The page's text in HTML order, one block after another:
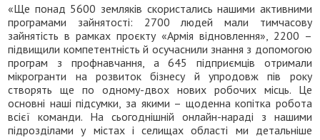
«Ще понад 5600 земляків скористались нашими активними
програмами зайнятості: 2700 людей мали тимчасову
зайнятість в рамках проєкту «Армія відновлення», 2200 –
підвищили компетентність й осучаснили знання з допомогою
програм з профнавчання, а 645 підприємців отримали
мікрогранти на розвиток бізнесу й упродовж пів року
створять ще по одному-двох нових робочих місць. Це
основні наші підсумки, за якими – щоденна копітка робота
всієї команди. На сьогоднішній онлайн-нараді з нашими
підрозділами у містах і селищах області ми детальніше